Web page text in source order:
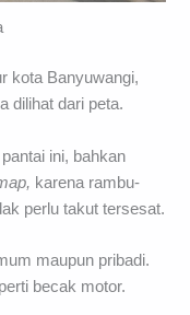
kota Banyuwangi,
dilihat dari peta.
ini, bahkan
karena rambu-
perlu takut tersesat.
maupun pribadi.
becak motor.